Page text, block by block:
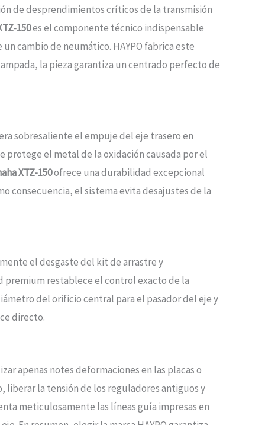
de desprendimientos críticos de la transmisión
150es el componente técnico indispensable
cambio de neumático. HAYPO fabrica este
la pieza garantiza un centrado perfecto de
sobresaliente el empuje del eje trasero en
el metal de la oxidación causada por el
XTZ-150ofrece una durabilidad excepcional
consecuencia, el sistema evita desajustes de la
el desgaste del kit de arrastre y
premium restablece el control exacto de la
del orificio central para el pasador del eje y
directo.
apenas notes deformaciones en las placas o
liberar la tensión de los reguladores antiguos y
meticulosamente las líneas guía impresas en